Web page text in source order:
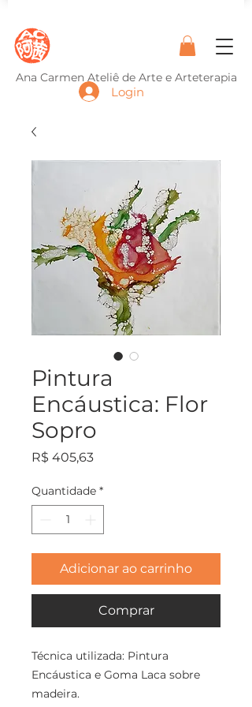
Ana Carmen Ateliê de Arte e Arteterapia
Login
Pintura
Encáustica: Flor
Sopro
R$ 405,63Preço
Quantidade *
Adicionar ao carrinho
Comprar
Técnica utilizada: Pintura
Encáustica e Goma Laca sobre
madeira.